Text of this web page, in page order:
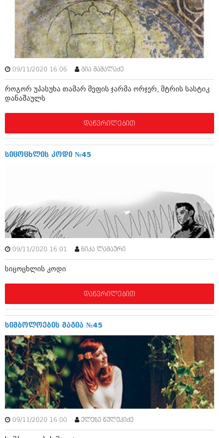
მარტი 2014 (413)
თებერვალი 2014 (318)
იანვარი 2014 (297)
დეკემბერი 2013 (365)
ნოემბერი 2013 (279)
ოქტომბერი 2013 (256)
აგვისტო 2013 (89)
ივლისი 2013 (182)
ივნისი 2013 (212)
მაისი 2013 (259)
მარტი 2013 (352)
იანვარი 2013 (334)
ნოემბერი 2012 (295)
ივნისი 2012 (282)
მაისი 2012 (240)
აპრილი 2012 (294)
მარტი 2012 (259)
თებერვალი 2012 (376)
ნოემბერი 2011 (471)
სექტემბერი 2011 (407)
აგვისტო 2011 (249)
ივლისი 2011 (400)
ივნისი 2011 (438)
მაისი 2011 (415)
აპრილი 2011 (294)
მარტი 2011 (654)
თებერვალი 2011 (329)
იანვარი 2011 (647)
(157)
დეკემბერი 2010 (881)
ნოემბერი 2010 (422)
ოქტომბერი 2010 (341)
აგვისტო 2010 (461)
ივლისი 2010 (556)
09/11/2020 16:06 გია მამალაძე
როგორ უპასუხა თამარ მეფის ჯარმა ორჯერ, მტრის სასტიკ
დანაშაულს
დაწვრილებით
სიცოცხლის კოდი №45
09/11/2020 16:01 ნიკა ლაშაური
სიცოცხლის კოდი
დაწვრილებით
სიმბოლოების მაგია №45
09/11/2020 16:00 ელენე წულუკიძე